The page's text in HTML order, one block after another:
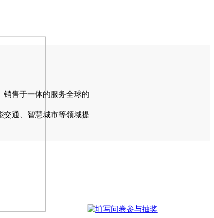
售于一体的服务全球的
通、智慧城市等领域提